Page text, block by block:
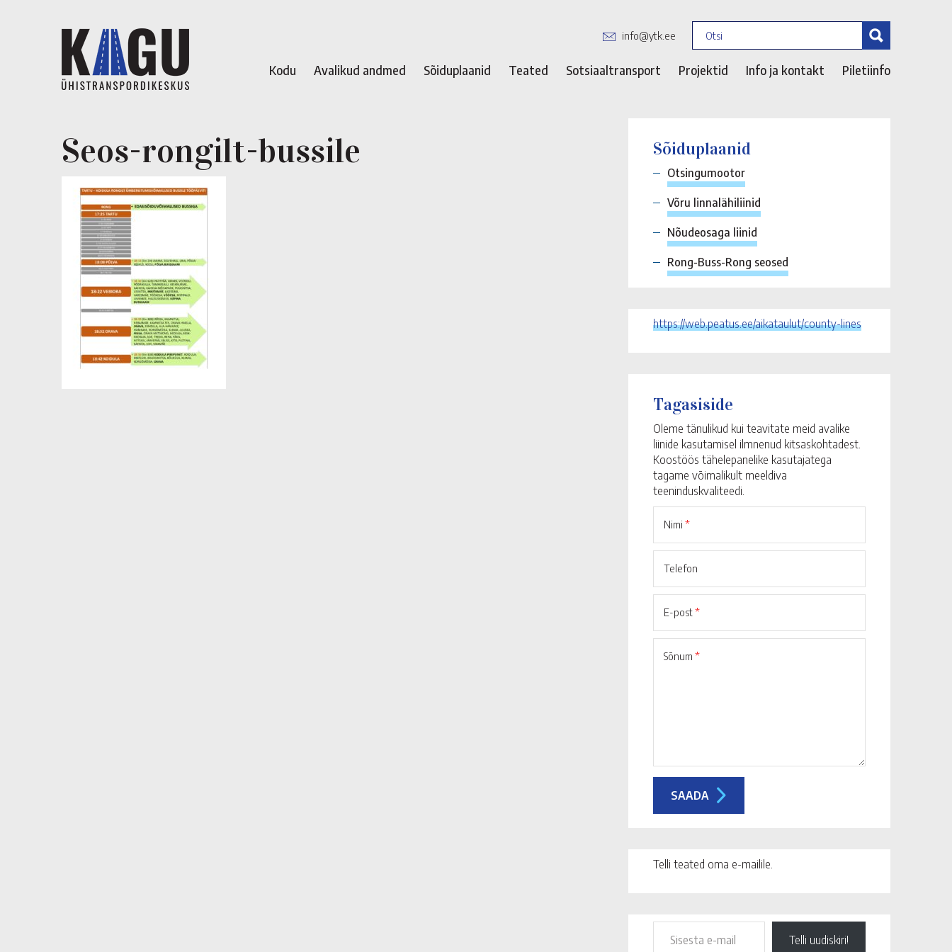
info@ytk.ee
Kodu Avalikud andmed Sõiduplaanid Teated Sotsiaaltransport Projektid Info ja kontakt Piletiinfo
Seos-rongilt-bussile Sõiduplaanid
Otsingumootor
Võru linnalähiliinid
Nõudeosaga liinid
Rong-Buss-Rong seosed
https://web.peatus.ee/aikataulut/county-lines
Tagasiside
Oleme tänulikud kui teavitate meid avalike
liinide kasutamisel ilmnenud kitsaskohtadest.
Koostöös tähelepanelike kasutajatega
tagame võimalikult meeldiva
teeninduskvaliteedi.
Nimi *
Telefon
E-post*
Sõnum *
Telli teated oma e-mailile.
Telli uudiskiri!